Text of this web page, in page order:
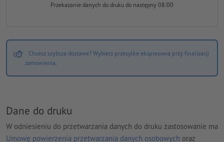
Przekazanie danych do druku do następny 08:00
Chcesz szybsza dostawe? Wybierz przesylke ekspresowa przy finalizacji
zamówienia.
Dane do druku
W odniesieniu do przetwarzania danych do druku zastosowanie ma
Umowę powierzenia przetwarzania danych osobowych oraz